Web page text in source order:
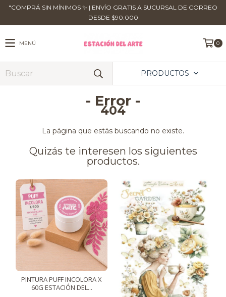
​"COMPRÁ SIN MÍNIMOS ✨ | ENVÍO GRATIS A SUCURSAL DE CORREO
DESDE $90.000
MENÚ 0
PRODUCTOS
- Error -
404
La página que estás buscando no existe.
Quizás te interesen los siguientes
productos.
PINTURA PUFF INCOLORA X
60G ESTACIÓN DEL...